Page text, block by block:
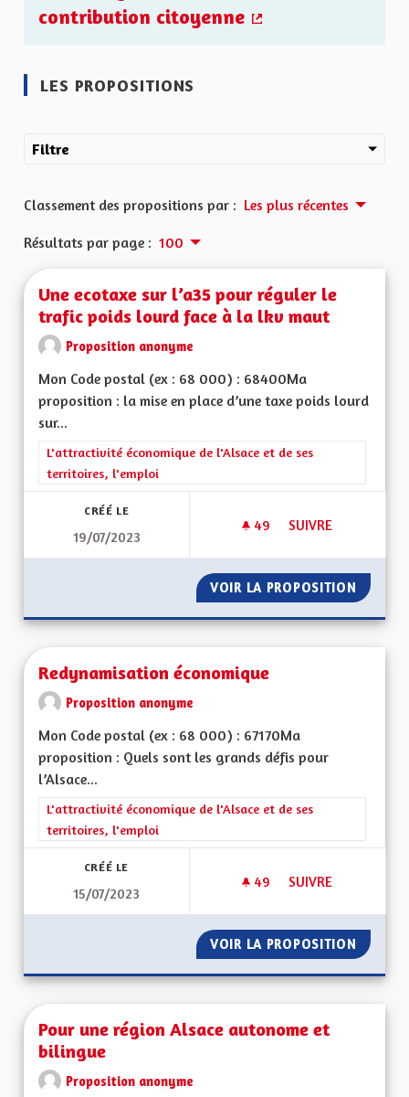
contribution citoyenne
LES PROPOSITIONS
Filtre
Classement des propositions par : Les plus récentes
Résultats par page : 100
Une ecotaxe sur l’a35 pour réguler le
trafic poids lourd face à la lkv maut
Proposition anonyme
Mon Code postal (ex : 68 000) : 68400Ma
proposition : la mise en place d’une taxe poids lourd
sur...
Filtrer les résultats de la catégorie : L'attractivité
L'attractivité économique de l'Alsace et de ses
territoires, l'emploi
CRÉÉ LE
19/07/2023
49 49 ABONNÉS
SUIVRE
VOIR LA PROPOSITION UNE
Redynamisation économique
Proposition anonyme
Mon Code postal (ex : 68 000) : 67170Ma
proposition : Quels sont les grands défis pour
l’Alsace...
Filtrer les résultats de la catégorie : L'attractivité
L'attractivité économique de l'Alsace et de ses
territoires, l'emploi
CRÉÉ LE
15/07/2023
49 49 ABONNÉS
SUIVRE
VOIR LA PROPOSITION
Pour une région Alsace autonome et
bilingue
Proposition anonyme